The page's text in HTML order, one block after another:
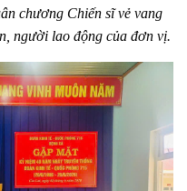
chương Chiến sĩ vẻ vang
người lao động của đơn vị.